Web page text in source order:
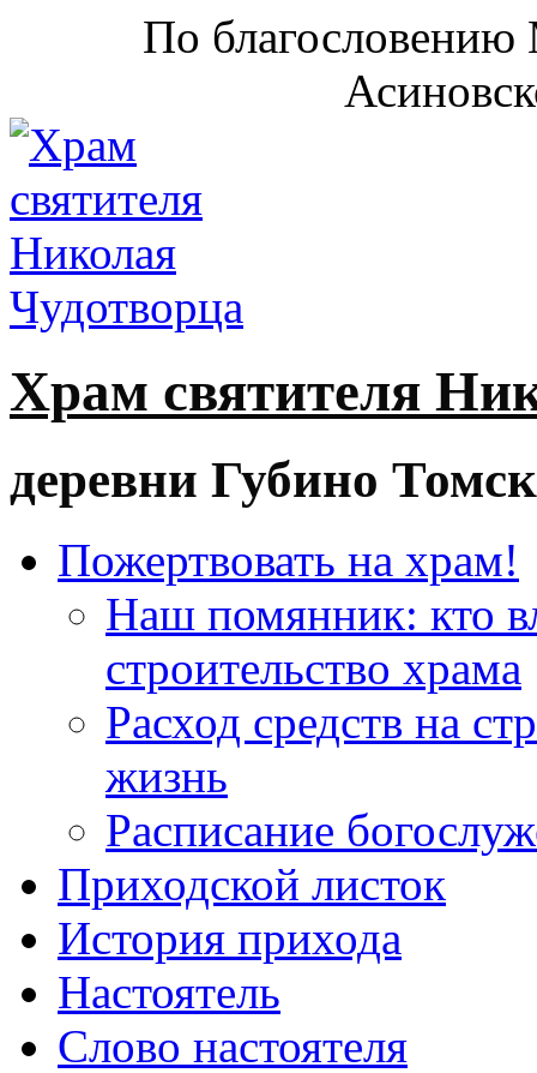
По благословению
Храм святителя
деревни Губино
Пожертвовать на храм!
Наш помянник: кто
строительство храма
Расход средств на
жизнь
Расписание
Приходской листок
История прихода
Настоятель
Слово настоятеля